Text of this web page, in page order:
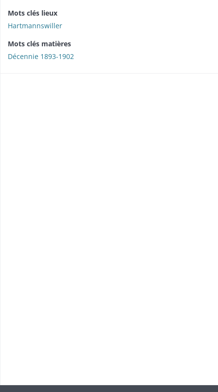
Mots clés lieux
Hartmannswiller
Mots clés matières
Décennie 1893-1902